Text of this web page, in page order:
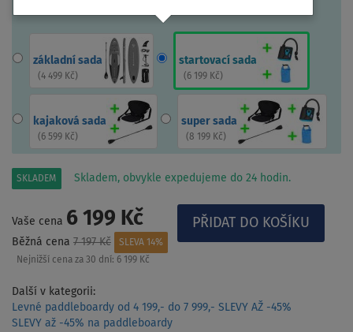
základní sada
(4 499 Kč)
startovací sada
(6 199 Kč)
kajaková sada
(6 599 Kč)
super sada
(8 199 Kč)
SKLADEM Skladem, obvykle expedujeme do 24 hodin.
Vaše cena 6 199 Kč
Běžná cena 7 197 Kč
SLEVA 14%
Nejnižší cena za 30 dní: 6 199 Kč
Další v kategorii:
Levné paddleboardy od 4 199,- do 7 999,- SLEVY AŽ -45%
SLEVY až -45% na paddleboardy